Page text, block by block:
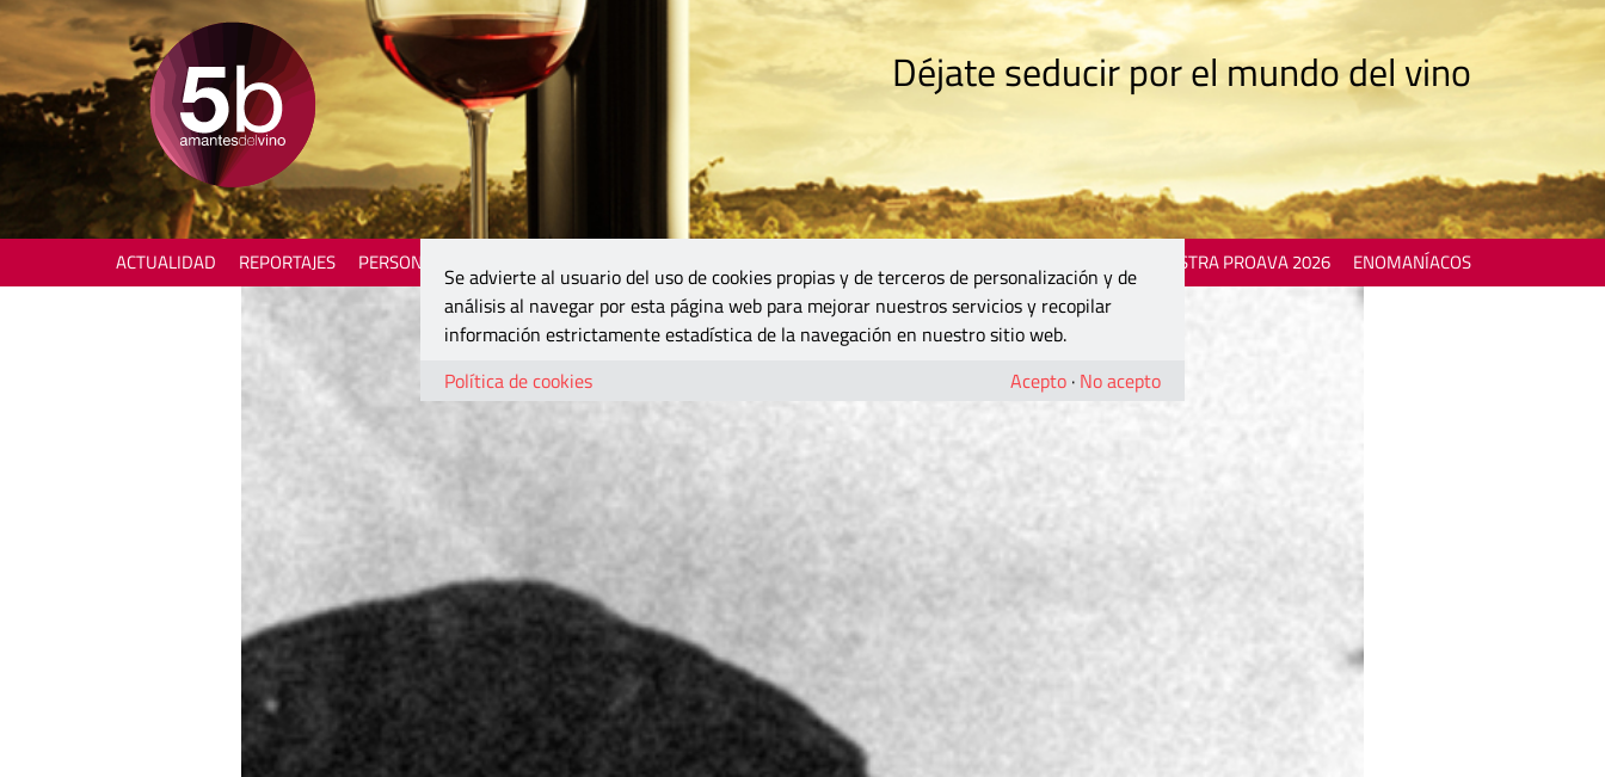
Déjate seducir por el mundo del vino
ACTUALIDAD REPORTAJES PERSONAJES MOSTRA PROAVA 2026 ENOMANÍACOS
Se advierte al usuario del uso de cookies propias y de terceros de personalización y de
análisis al navegar por esta página web para mejorar nuestros servicios y recopilar
información estrictamente estadística de la navegación en nuestro sitio web.
Política de cookies
Acepto · No acepto